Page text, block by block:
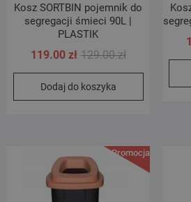
Kosz SORTBIN pojemnik do
segregacji śmieci 90L |
PLASTIK
129.00złPierwotna
cena
wynosiła:
129.00 zł.
119.00 zł
Aktualna
cena
119.00 zł.
Dodaj do koszyka
Promocja!